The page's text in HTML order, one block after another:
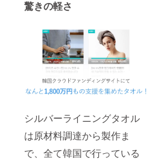
驚きの軽さ
シルバーライニングタオル
は原材料調達から製作ま
で、全て韓国で行っている